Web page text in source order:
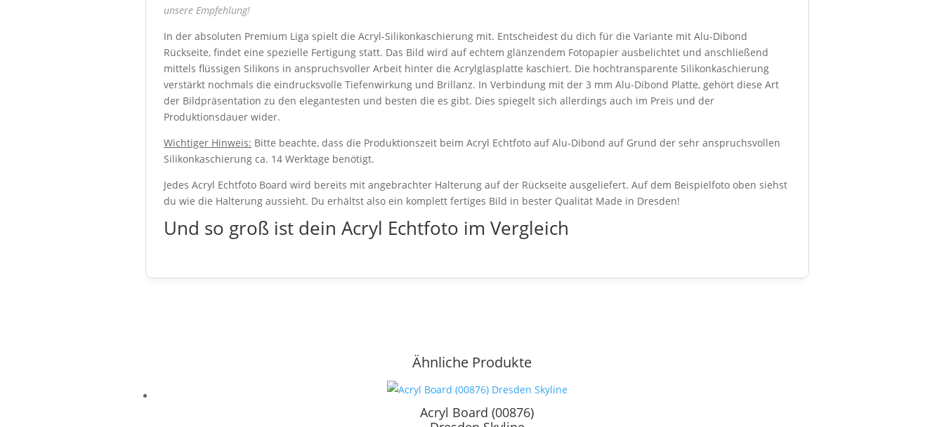
unsere Empfehlung!
In der absoluten Premium Liga spielt die Acryl-Silikonkaschierung mit. Entscheidest du dich für die Variante mit Alu-Dibond
Rückseite, findet eine spezielle Fertigung statt. Das Bild wird auf echtem glänzendem Fotopapier ausbelichtet und anschließend
mittels flüssigen Silikons in anspruchsvoller Arbeit hinter die Acrylglasplatte kaschiert. Die hochtransparente Silikonkaschierung
verstärkt nochmals die eindrucksvolle Tiefenwirkung und Brillanz. In Verbindung mit der 3 mm Alu-Dibond Platte, gehört diese Art
der Bildpräsentation zu den elegantesten und besten die es gibt. Dies spiegelt sich allerdings auch im Preis und der
Produktionsdauer wider.
Wichtiger Hinweis: Bitte beachte, dass die Produktionszeit beim Acryl Echtfoto auf Alu-Dibond auf Grund der sehr anspruchsvollen
Silikonkaschierung ca. 14 Werktage benötigt.
Jedes Acryl Echtfoto Board wird bereits mit angebrachter Halterung auf der Rückseite ausgeliefert. Auf dem Beispielfoto oben siehst
du wie die Halterung aussieht. Du erhältst also ein komplett fertiges Bild in bester Qualität Made in Dresden!
Und so groß ist dein Acryl Echtfoto im Vergleich
Ähnliche Produkte
Acryl Board (00876)